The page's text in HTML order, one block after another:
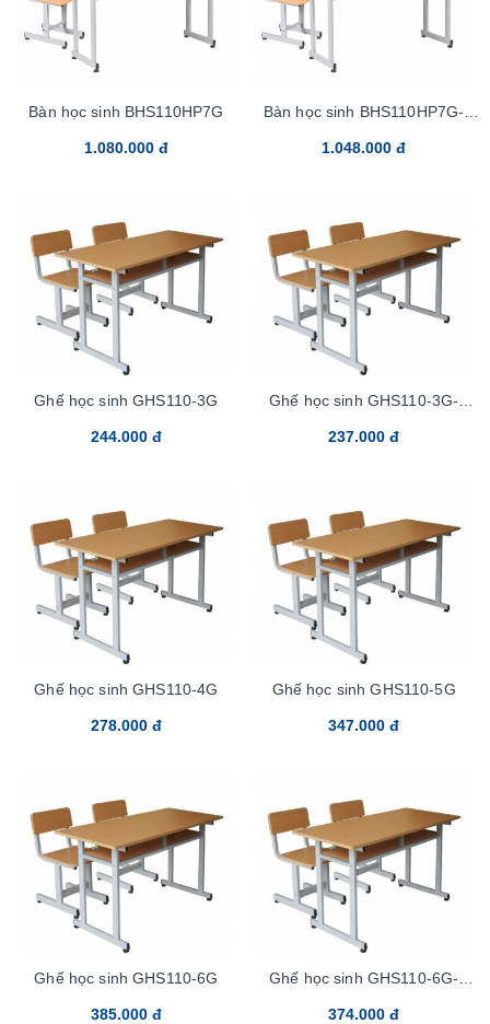
Bàn học sinh BHS110HP7G
1.080.000 đ
Bàn học sinh BHS110HP7G-
1.048.000 đ
Ghế học sinh GHS110-3G
244.000 đ
Ghế học sinh GHS110-3G-
237.000 đ
Ghế học sinh GHS110-4G
278.000 đ
Ghế học sinh GHS110-5G
347.000 đ
Ghế học sinh GHS110-6G
385.000 đ
Ghế học sinh GHS110-6G-
374.000 đ